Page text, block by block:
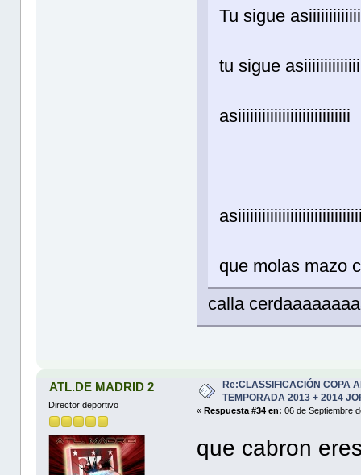
Tu sigue
tu sigue
asiiiiiiiiiiiiiiiiiiiiiiiiiiii
que molas
calla
ATL.DE MADRID 2
Director deportivo
Re:CLASSIFICACIÓN COPA
TEMPORADA 2013 + 2014
«Respuesta #34 en: 06 de Septiembre
que cabron